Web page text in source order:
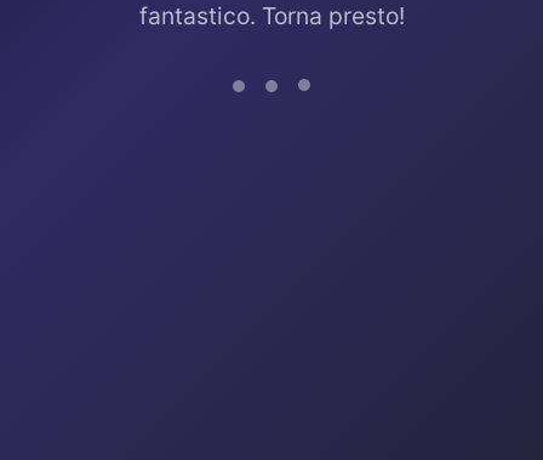
fantastico. Torna presto!